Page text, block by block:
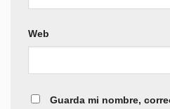
Web
Guarda mi nombre,